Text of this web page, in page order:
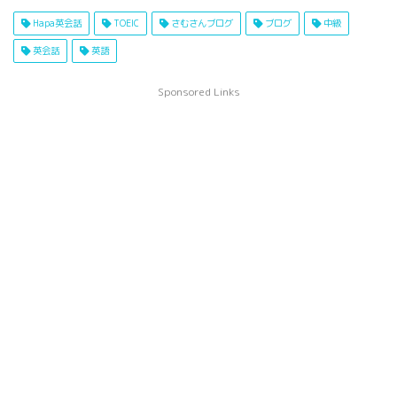
Hapa英会話 TOEIC さむさんブログ ブログ 中級
英会話 英語
Sponsored Links